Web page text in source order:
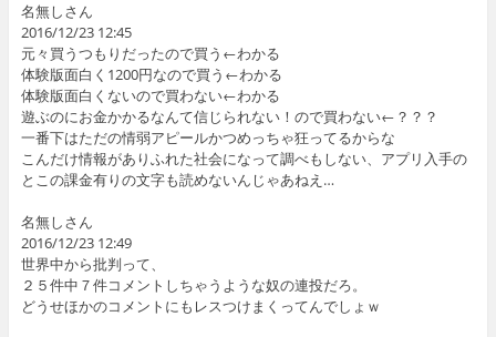
名無しさん
2016/12/23 12:45
元々買うつもりだったので買う←わかる
体験版面白く1200円なので買う←わかる
体験版面白くないので買わない←わかる
遊ぶのにお金かかるなんて信じられない！ので買わない←？？？
一番下はただの情弱アピールかつめっちゃ狂ってるからな
こんだけ情報がありふれた社会になって調べもしない、アプリ入手の
とこの課金有りの文字も読めないんじゃあねえ…
名無しさん
2016/12/23 12:49
世界中から批判って、
２５件中７件コメントしちゃうような奴の連投だろ。
どうせほかのコメントにもレスつけまくってんでしょｗ